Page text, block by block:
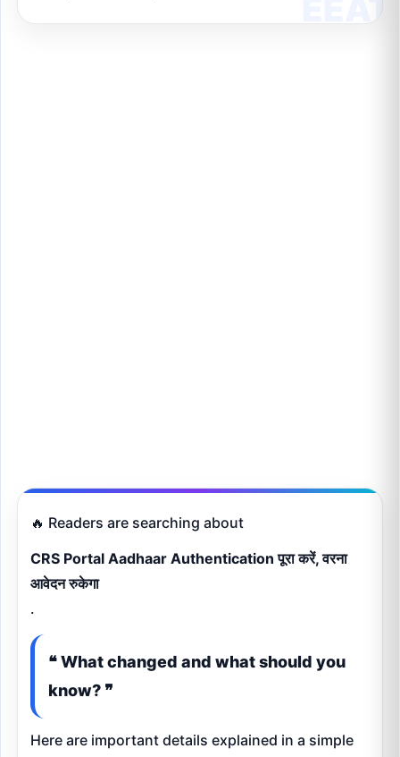
🔥 Readers are searching about
CRS Portal Aadhaar Authentication पूरा करें, वरना
आवेदन रुकेगा
.
❝ What changed and what should you
know? ❞
Here are important details explained in a simple